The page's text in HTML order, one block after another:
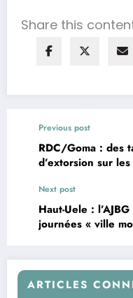
Share this
Previous post
RDC/Goma : des
d’extorsion sur
Next post
Haut-Uele :
journées « ville
ARTICLES